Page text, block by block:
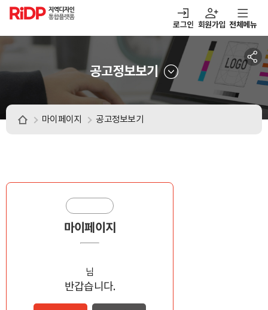
RiDP 지역디자인
통합플랫폼
로그인 회원가입
열기 알림마당
열기 아이디어뱅크
전체메뉴
공고정보보기
마이페이지 공고정보보기
마이페이지
님
반갑습니다.